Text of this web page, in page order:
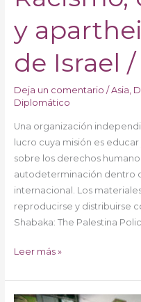
y
de Israel
Deja un comentario / Asia,
Diplomático
Una organización
lucro cuya misión es
sobre los derechos
autodeterminación dentro
internacional. Los
reproducirse y distribuirse
Shabaka: The Palestina
Leer más »